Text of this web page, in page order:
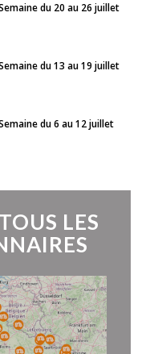
du 20 au 26 juillet
du 13 au 19 juillet
du 6 au 12 juillet
LES